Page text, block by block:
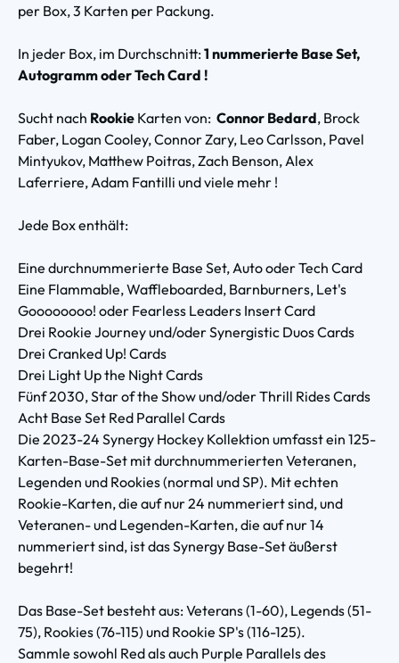
per Box, 3 Karten per Packung.
In jeder Box, im Durchschnitt:1 nummerierte Base Set,
Autogramm oder Tech Card !
Sucht nach Rookie Karten von: Connor Bedard, Brock
Faber, Logan Cooley, Connor Zary, Leo Carlsson, Pavel
Mintyukov, Matthew Poitras, Zach Benson, Alex
Laferriere, Adam Fantilli und viele mehr !
Jede Box enthält:
Eine durchnummerierte Base Set, Auto oder Tech Card
Eine Flammable, Waffleboarded, Barnburners, Let's
Goooooooo! oder Fearless Leaders Insert Card
Drei Rookie Journey und/oder Synergistic Duos Cards
Drei Cranked Up! Cards
Drei Light Up the Night Cards
Fünf 2030, Star of the Show und/oder Thrill Rides Cards
Acht Base Set Red Parallel Cards
Die 2023-24 Synergy Hockey Kollektion umfasst ein 125-
Karten-Base-Set mit durchnummerierten Veteranen,
Legenden und Rookies (normal und SP). Mit echten
Rookie-Karten, die auf nur 24 nummeriert sind, und
Veteranen- und Legenden-Karten, die auf nur 14
nummeriert sind, ist das Synergy Base-Set äußerst
begehrt!
Das Base-Set besteht aus: Veterans (1-60), Legends (51-
75), Rookies (76-115) und Rookie SP's (116-125).
Sammle sowohl Red als auch Purple Parallels des